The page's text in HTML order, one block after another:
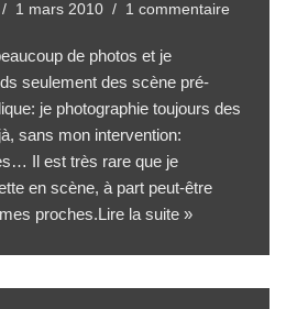
1 mars 2010 1 commentaire
de photos et je
seulement des scène pré-
je photographie toujours des
sans mon intervention:
Il est très rare que je
en scène, à part peut-être
proches.Lire la suite »